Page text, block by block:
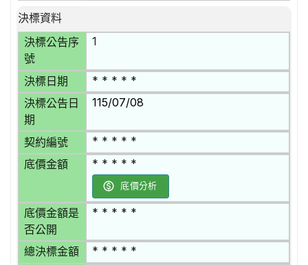
決標資料
決標公告序
號
1
決標日期 * * * * *
決標公告日
期
115/07/08
契約編號 * * * * *
底價金額 * * * * *
底價分析
底價金額是
否公開
* * * * *
總決標金額 * * * * *